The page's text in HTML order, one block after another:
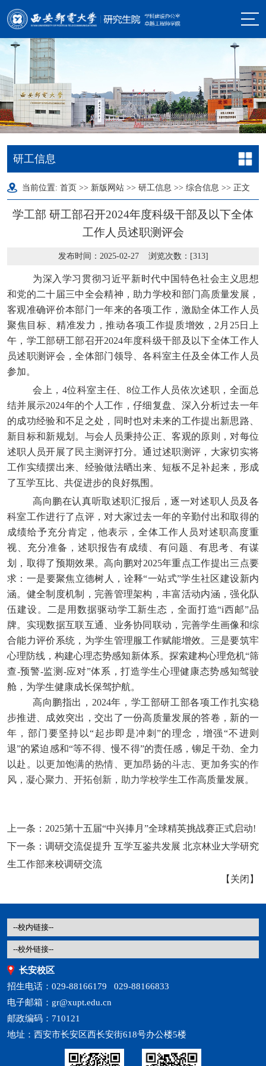
研工信息
当前位置: 首页 >> 新版网站 >> 研工信息 >> 综合信息 >> 正文
学工部 研工部召开2024年度科级干部及以下全体
工作人员述职测评会
发布时间：2025-02-27 浏览次数：[313]
为深入学习贯彻习近平新时代中国特色社会主义思想
和党的二十届三中全会精神，助力学校和部门高质量发展，
客观准确评价本部门一年来的各项工作，激励全体工作人员
聚焦目标、精准发力，推动各项工作提质增效，2月25日上
午，学工部研工部召开2024年度科级干部及以下全体工作人
员述职测评会，全体部门领导、各科室主任及全体工作人员
参加。
会上，4位科室主任、8位工作人员依次述职，全面总
结并展示2024年的个人工作，仔细复盘、深入分析过去一年
的成功经验和不足之处，同时也对未来的工作提出新思路、
新目标和新规划。与会人员秉持公正、客观的原则，对每位
述职人员开展了 民主测评打分。通过述职测评，大家切实将
工作实绩摆出来、经验做法晒出来、短板不足补起来，形成
了互学互比、共促进步的良好氛围。
高向鹏在认真听取述职汇报后，逐一对述职人员及各
科室工作进行了点评，对大家过去一年的辛勤付出和取得的
成绩给予充分肯定，他表示，全体工作人员对述职高度重
视、充分准备，述职报告有成绩、有问题、有思考、有谋
划，取得了预期效果。高向鹏对2025年重点工作提出三点要
求：一是要聚焦立德树人，诠释“一站式”学生社区建设新内
涵。健全制度机制，完善管理架构，丰富活动内涵，强化队
伍建设。二是用数据驱动学工新生态，全面打造“i西邮”品
牌。实现数据互联互通、业务协同联动，完善学生画像和综
合能力评价系统，为学生管理服工作赋能增效。三是要筑牢
心理防线，构建心理态势感知新体系。探索建构心理危机“筛
查-预警-监测-应对”体系，打造学生心理健康态势感知驾驶
舱，为学生健康成长保驾护航。
高向鹏指出，2024年，学工部研工部各项工作扎实稳
步推进、成效突出，交出了一份高质量发展的答卷，新的一
年，部门要坚持以“起步即是冲刺”的理念，增强“不进则
退”的紧迫感和“等不得、慢不得”的责任感，铆足干劲、全力
以赴。
以更加饱满的热情、更加昂扬的斗志、更加务实的作
风，凝心聚力、开拓创新，助力学校学生工作高质量发展。
上一条： 2025第十五届“中兴捧月”全球精英挑战赛正式启动!
下一条： 调研交流促提升 互学互鉴共发展 北京林业大学研究
生工作部来校调研交流
【 关闭 】
长安校区
招生电话：029-88166179 029-88166833
电子邮箱：gr@xupt.edu.cn
邮政编码：710121
地址：西安市长安区西长安街618号办公楼5楼